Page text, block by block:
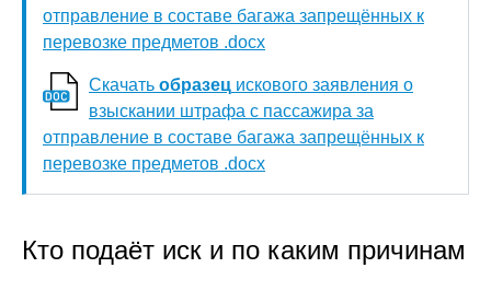
отправление в составе багажа запрещённых к
перевозке предметов .docx
Скачать образец искового заявления о
взыскании штрафа с пассажира за
отправление в составе багажа запрещённых к
перевозке предметов .docx
Кто подаёт иск и по каким причинам